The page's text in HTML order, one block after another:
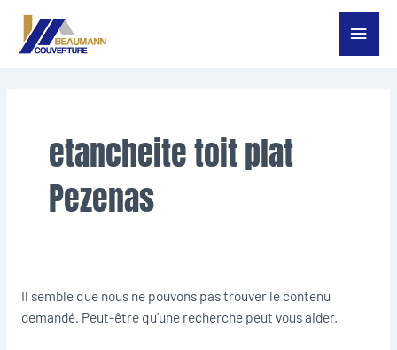
Aller
Menu
etancheite toit plat
Pezenas
Il semble que nous ne pouvons pas trouver le contenu
demandé. Peut-être qu’une recherche peut vous aider.